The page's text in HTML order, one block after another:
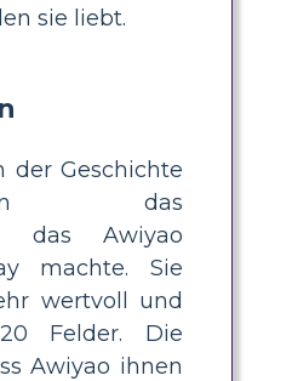
sie liebt.
der Geschichte
das
das Awiyao
machte. Sie
wertvoll und
Felder. Die
Awiyao ihnen